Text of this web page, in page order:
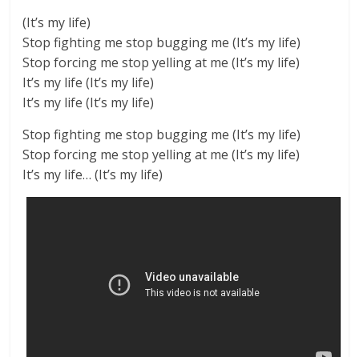
(It’s my life)
Stop fighting me stop bugging me (It’s my life)
Stop forcing me stop yelling at me (It’s my life)
It’s my life (It’s my life)
It’s my life (It’s my life)
Stop fighting me stop bugging me (It’s my life)
Stop forcing me stop yelling at me (It’s my life)
It’s my life… (It’s my life)